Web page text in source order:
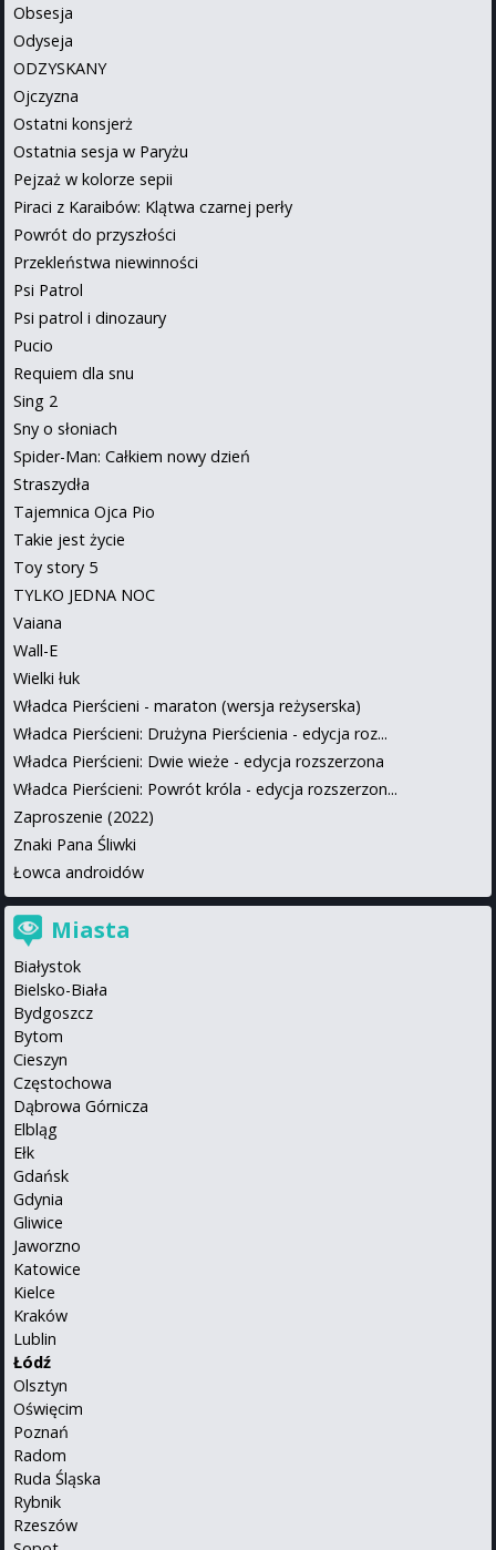
Obsesja
Odyseja
ODZYSKANY
Ojczyzna
Ostatni konsjerż
Ostatnia sesja w Paryżu
Pejzaż w kolorze sepii
Piraci z Karaibów: Klątwa czarnej perły
Powrót do przyszłości
Przekleństwa niewinności
Psi Patrol
Psi patrol i dinozaury
Pucio
Requiem dla snu
Sing 2
Sny o słoniach
Spider-Man: Całkiem nowy dzień
Straszydła
Tajemnica Ojca Pio
Takie jest życie
Toy story 5
TYLKO JEDNA NOC
Vaiana
Wall-E
Wielki łuk
Władca Pierścieni - maraton (wersja reżyserska)
Władca Pierścieni: Drużyna Pierścienia - edycja roz...
Władca Pierścieni: Dwie wieże - edycja rozszerzona
Władca Pierścieni: Powrót króla - edycja rozszerzon...
Zaproszenie (2022)
Znaki Pana Śliwki
Łowca androidów
Miasta
Białystok
Bielsko-Biała
Bydgoszcz
Bytom
Cieszyn
Częstochowa
Dąbrowa Górnicza
Elbląg
Ełk
Gdańsk
Gdynia
Gliwice
Jaworzno
Katowice
Kielce
Kraków
Lublin
Łódź
Olsztyn
Oświęcim
Poznań
Radom
Ruda Śląska
Rybnik
Rzeszów